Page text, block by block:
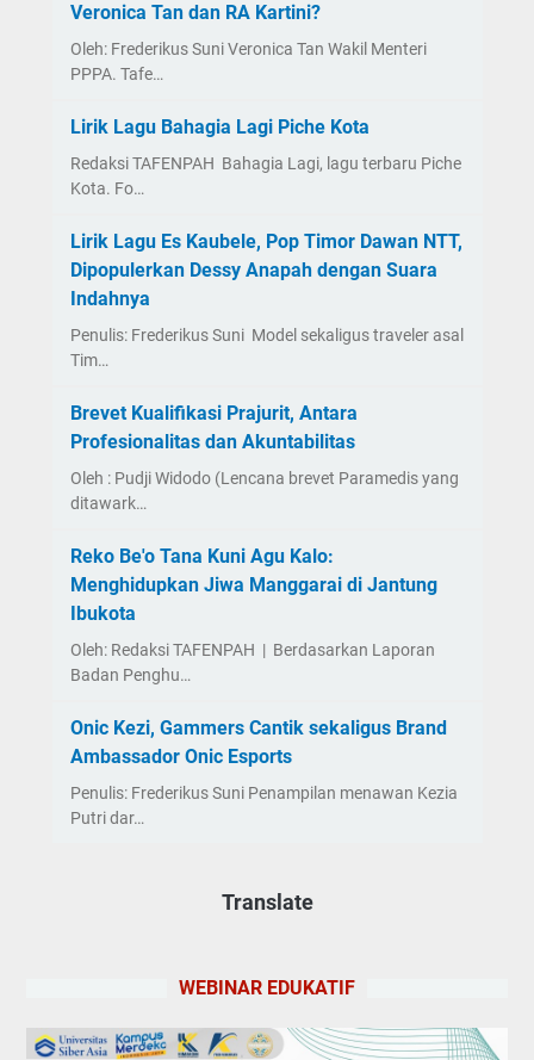
Veronica Tan dan RA Kartini?
Oleh: Frederikus Suni Veronica Tan Wakil Menteri
PPPA. Tafe…
Lirik Lagu Bahagia Lagi Piche Kota
Redaksi TAFENPAH Bahagia Lagi, lagu terbaru Piche
Kota. Fo…
Lirik Lagu Es Kaubele, Pop Timor Dawan NTT,
Dipopulerkan Dessy Anapah dengan Suara
Indahnya
Penulis: Frederikus Suni Model sekaligus traveler asal
Tim…
Brevet Kualifikasi Prajurit, Antara
Profesionalitas dan Akuntabilitas
Oleh : Pudji Widodo (Lencana brevet Paramedis yang
ditawark…
Reko Be'o Tana Kuni Agu Kalo:
Menghidupkan Jiwa Manggarai di Jantung
Ibukota
Oleh: Redaksi TAFENPAH | Berdasarkan Laporan
Badan Penghu…
Onic Kezi, Gammers Cantik sekaligus Brand
Ambassador Onic Esports
Penulis: Frederikus Suni Penampilan menawan Kezia
Putri dar…
Translate
WEBINAR EDUKATIF